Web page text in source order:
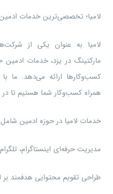
لامیا؛ تخصصی‌ترین خدمات
لامیا به عنوان یکی از
مارکتینگ در یزد، خدمات
کسب‌وکارها ارائه می‌دهد. ما
همراه کسب‌وکار شما هستیم تا در
خدمات لامیا در حوزه ادمین
مدیریت حرفه‌ای اینستاگرام،
طراحی تقویم محتوایی هدفمند بر